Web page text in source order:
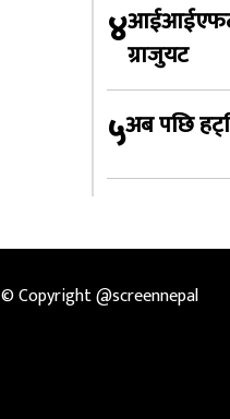
४ग्राजुयट
५अब पछि
© Copyright @screennepal